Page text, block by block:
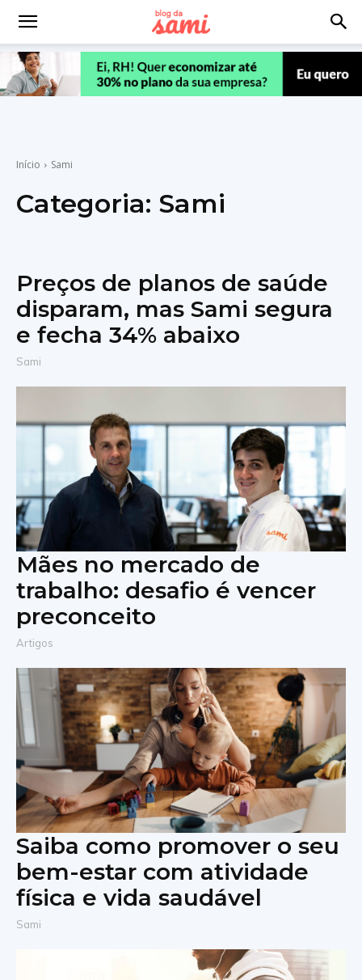
Início Sami
Categoria: Sami
Preços de planos de saúde
disparam, mas Sami segura
e fecha 34% abaixo
Sami
Mães no mercado de
trabalho: desafio é vencer
preconceito
Artigos
Saiba como promover o seu
bem-estar com atividade
física e vida saudável
Sami